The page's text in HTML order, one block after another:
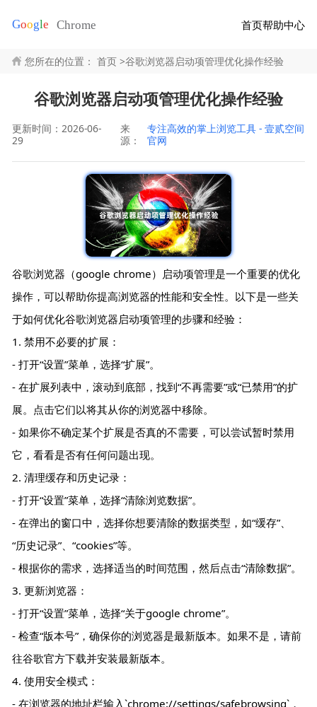
首页帮助中心
您所在的位置： 首页 >谷歌浏览器启动项管理优化操作经验
谷歌浏览器启动项管理优化操作经验
更新时间：2026-06-
29
来
源：
专注高效的掌上浏览工具 - 壹贰空间
官网
谷歌浏览器（google chrome）启动项管理是一个重要的优化
操作，可以帮助你提高浏览器的性能和安全性。以下是一些关
于如何优化谷歌浏览器启动项管理的步骤和经验：
1. 禁用不必要的扩展：
- 打开“设置”菜单，选择“扩展”。
- 在扩展列表中，滚动到底部，找到“不再需要”或“已禁用”的扩
展。点击它们以将其从你的浏览器中移除。
- 如果你不确定某个扩展是否真的不需要，可以尝试暂时禁用
它，看看是否有任何问题出现。
2. 清理缓存和历史记录：
- 打开“设置”菜单，选择“清除浏览数据”。
- 在弹出的窗口中，选择你想要清除的数据类型，如“缓存”、
“历史记录”、“cookies”等。
- 根据你的需求，选择适当的时间范围，然后点击“清除数据”。
3. 更新浏览器：
- 打开“设置”菜单，选择“关于google chrome”。
- 检查“版本号”，确保你的浏览器是最新版本。如果不是，请前
往谷歌官方下载并安装最新版本。
4. 使用安全模式：
- 在浏览器的地址栏输入`chrome://settings/safebrowsing`，